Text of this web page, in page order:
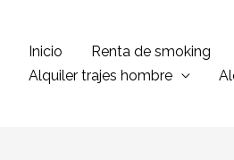
Inicio Renta de smoking
Alquiler trajes hombre